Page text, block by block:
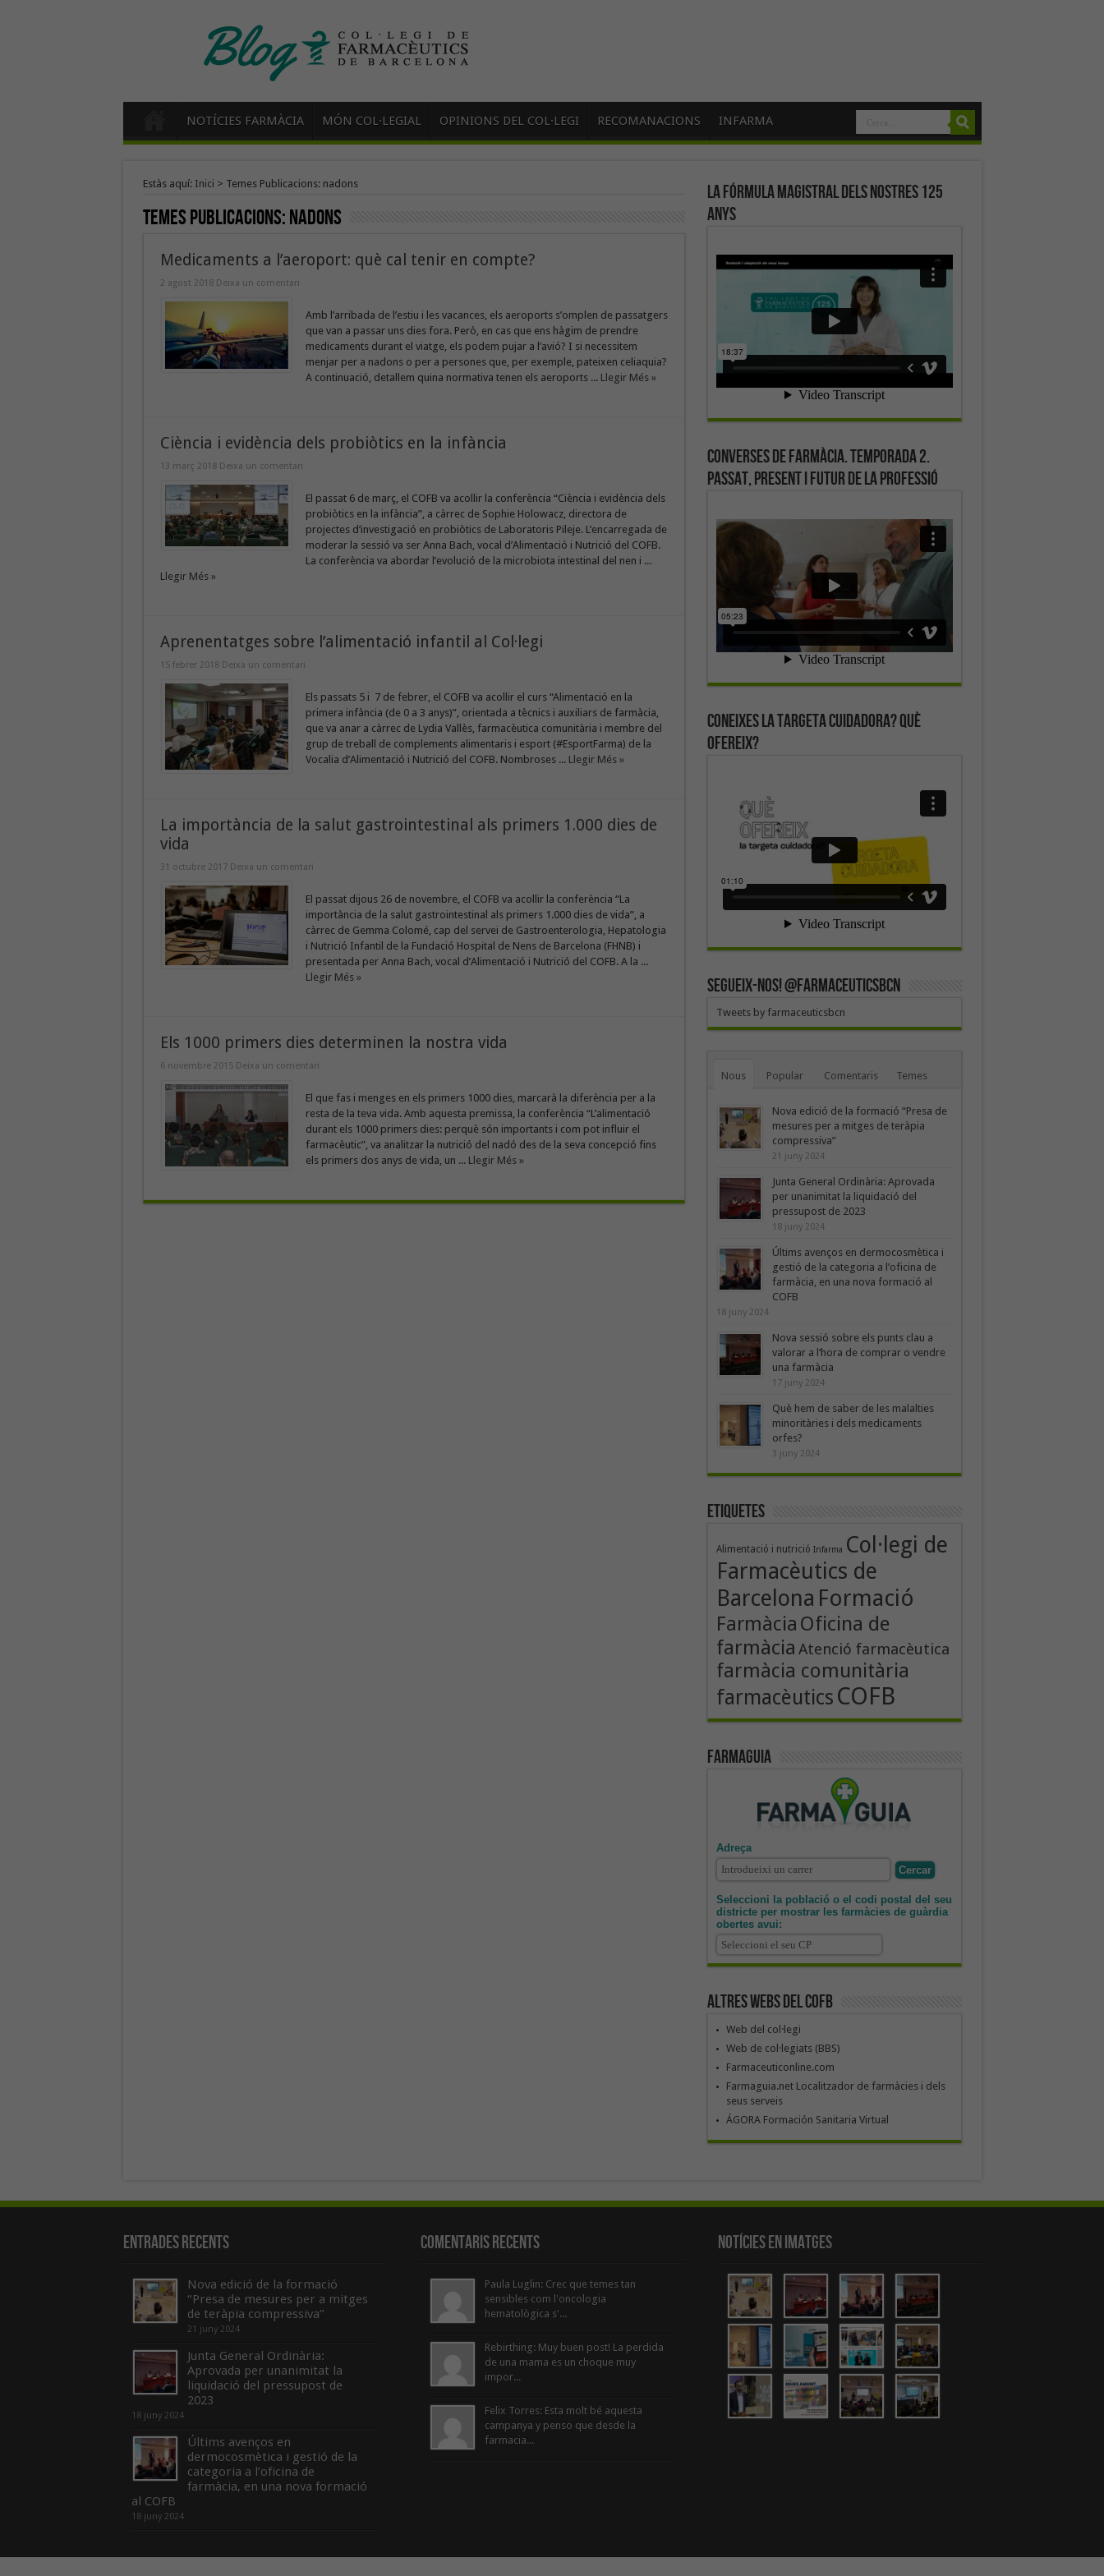
NOTÍCIES FARMÀCIA MÓN COL·LEGIAL OPINIONS DEL COL·LEGI RECOMANACIONS INFARMA
Estàs aquí: Inici > Temes Publicacions: nadons
Temes Publicacions:nadons
Medicaments a l’aeroport: què cal tenir en compte?
2 agost 2018 Deixa un comentari
Amb l’arribada de l’estiu i les vacances, els aeroports s’omplen de passatgers
que van a passar uns dies fora. Però, en cas que ens hàgim de prendre
medicaments durant el viatge, els podem pujar a l’avió? I si necessitem
menjar per a nadons o per a persones que, per exemple, pateixen celiaquia?
A continuació, detallem quina normativa tenen els aeroports ... Llegir Més »
Ciència i evidència dels probiòtics en la infància
13 març 2018 Deixa un comentari
El passat 6 de març, el COFB va acollir la conferència “Ciència i evidència dels
probiòtics en la infància”, a càrrec de Sophie Holowacz, directora de
projectes d’investigació en probiòtics de Laboratoris Pileje. L’encarregada de
moderar la sessió va ser Anna Bach, vocal d’Alimentació i Nutrició del COFB.
La conferència va abordar l’evolució de la microbiota intestinal del nen i ...
Llegir Més »
Aprenentatges sobre l’alimentació infantil al Col·legi
15 febrer 2018 Deixa un comentari
Els passats 5 i 7 de febrer, el COFB va acollir el curs “Alimentació en la
primera infància (de 0 a 3 anys)”, orientada a tècnics i auxiliars de farmàcia,
que va anar a càrrec de Lydia Vallès, farmacèutica comunitària i membre del
grup de treball de complements alimentaris i esport (#EsportFarma) de la
Vocalia d’Alimentació i Nutrició del COFB. Nombroses ... Llegir Més »
La importància de la salut gastrointestinal als primers 1.000 dies de
vida
31 octubre 2017 Deixa un comentari
El passat dijous 26 de novembre, el COFB va acollir la conferència “La
importància de la salut gastrointestinal als primers 1.000 dies de vida”, a
càrrec de Gemma Colomé, cap del servei de Gastroenterologia, Hepatologia
i Nutrició Infantil de la Fundació Hospital de Nens de Barcelona (FHNB) i
presentada per Anna Bach, vocal d’Alimentació i Nutrició del COFB. A la ...
Llegir Més »
Els 1000 primers dies determinen la nostra vida
6 novembre 2015 Deixa un comentari
El que fas i menges en els primers 1000 dies, marcarà la diferència per a la
resta de la teva vida. Amb aquesta premissa, la conferència “L’alimentació
durant els 1000 primers dies: perquè són importants i com pot influir el
farmacèutic”, va analitzar la nutrició del nadó des de la seva concepció fins
els primers dos anys de vida, un ... Llegir Més »
La fórmula magistral dels nostres 125
anys
Converses de farmàcia. Temporada 2.
Passat, present i futur de la professió
Coneixes la targeta cuidadora? Què
ofereix?
SEGUEIX-NOS! @farmaceuticsbcn
Tweets by farmaceuticsbcn
Nous Popular Comentaris Temes
Nova edició de la formació “Presa de
mesures per a mitges de teràpia
compressiva”
21 juny 2024
Junta General Ordinària: Aprovada
per unanimitat la liquidació del
pressupost de 2023
18 juny 2024
Últims avenços en dermocosmètica i
gestió de la categoria a l’oficina de
farmàcia, en una nova formació al
COFB
18 juny 2024
Nova sessió sobre els punts clau a
valorar a l’hora de comprar o vendre
una farmàcia
17 juny 2024
Què hem de saber de les malalties
minoritàries i dels medicaments
orfes?
3 juny 2024
Etiquetes
Alimentació i nutrició Infarma Col·legi de
Farmacèutics de
Barcelona Formació
Farmàcia Oficina de
farmàcia Atenció farmacèutica
farmàcia comunitària
farmacèutics COFB
Farmaguia
Adreça
Seleccioni la població o el codi postal del seu
districte per mostrar les farmàcies de guàrdia
obertes avui:
Altres webs del COFB
Web del col·legi
Web de col·legiats (BBS)
Farmaceuticonline.com
Farmaguia.net Localitzador de farmàcies i dels
seus serveis
ÁGORA Formación Sanitaria Virtual
Entrades recents
Nova edició de la formació
“Presa de mesures per a mitges
de teràpia compressiva”
21 juny 2024
Junta General Ordinària:
Aprovada per unanimitat la
liquidació del pressupost de
2023
18 juny 2024
Últims avenços en
dermocosmètica i gestió de la
categoria a l’oficina de
farmàcia, en una nova formació
al COFB
18 juny 2024
Comentaris Recents
Paula Luglin: Crec que temes tan
sensibles com l'oncologia
hematològica s'...
Rebirthing: Muy buen post! La perdida
de una mama es un choque muy
impor...
Felix Torres: Esta molt bé aquesta
campanya y penso que desde la
farmacia...
Notícies en Imatges